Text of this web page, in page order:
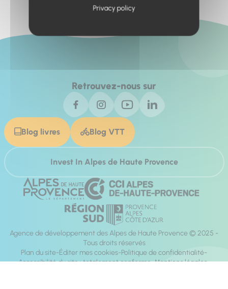
Retrouvez-nous sur
Blog livres Blog VTT
Invest In Alpes de Haute Provence
Agence de développement des Alpes de Haute Provence © 2025 -
Tous droits réservés
Plan du site Éditer mes cookies Politique de confidentialité
Accessibilité du site : totalement conforme Mentions légales
Privacy policy